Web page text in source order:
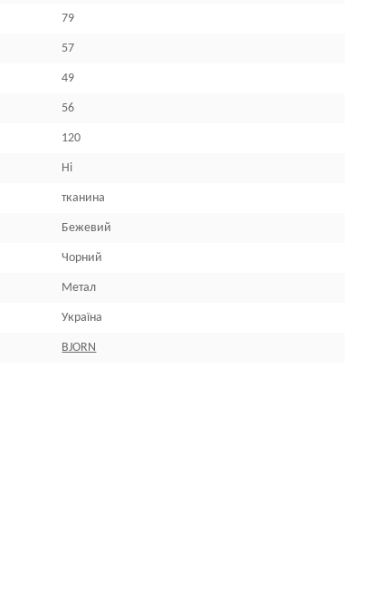
79
57
49
56
120
Ні
тканина
Бежевий
Чорний
Метал
Україна
BJORN